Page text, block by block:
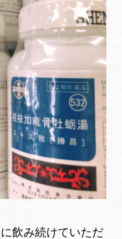
飲み続けていただ